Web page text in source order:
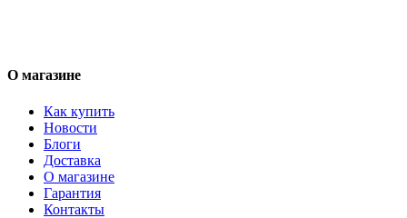
О магазине
Как купить
Новости
Блоги
Доставка
О магазине
Гарантия
Контакты